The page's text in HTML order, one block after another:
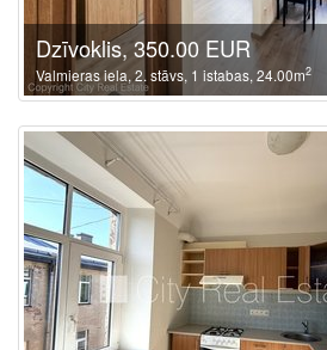
Dzīvoklis, 350.00 EUR
Valmieras iela, 2. stāvs, 1 istabas, 24.00m2